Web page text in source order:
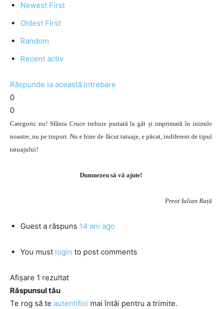
Newest First
Oldest First
Random
Recent activ
Răspunde la această întrebare
0
0
Categoric nu! Sfânta Cruce trebuie purtată la gât și imprimată în inimile
noastre, nu pe trupuri. Nu e bine de făcut tatuaje, e păcat, indiferent de tipul
tatuajului!
Dumnezeu să vă ajute!
Preot Iulian Rață
Guest a răspuns 14 ani ago
You must login to post comments
Afișare 1 rezultat
Răspunsul tău
Te rog să te autentifici mai întâi pentru a trimite.